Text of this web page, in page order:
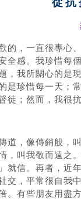
的，一直很專心
全感。我珍惜每
，我所關心的是
是珍惜每一天；
徒；然而，我很
道，像傳銷般，
，叫我敬而遠之
就信。再者，近
交，平常很自我
。有些朋友用盡